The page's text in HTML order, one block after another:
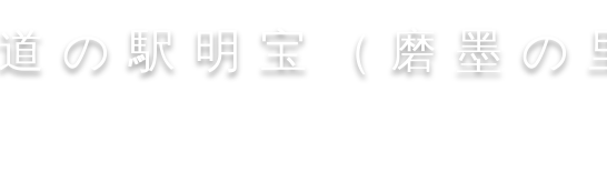
道の駅明宝（磨墨の